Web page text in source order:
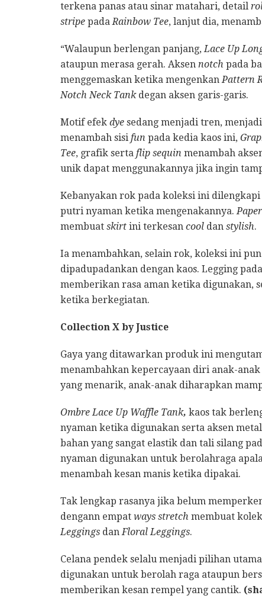
terkena panas atau sinar matahari, detail
stripe padaRainbow Tee, lanjut dia,
“Walaupun berlengan panjang,Lace Up
ataupun merasa gerah. Aksen notch pada
menggemaskan ketika mengenkanPattern
Notch Neck Tankdegan aksen garis-garis.
Motif efek dye sedang menjadi tren,
menambah sisi fun pada kedia kaos ini,
Tee, grafik serta flip sequin menambah
unik dapat menggunakannya jika ingin
Kebanyakan rok pada koleksi ini
putri nyaman ketika mengenakannya.
membuat skirt ini terkesan cool dan stylish.
Ia menambahkan, selain rok, koleksi ini
dipadupadankan dengan kaos. Legging
memberikan rasa aman ketika digunakan,
ketika berkegiatan.
Collection X by Justice
Gaya yang ditawarkan produk ini
menambahkan kepercayaan diri anak-
yang menarik, anak-anak diharapkan
Ombre Lace Up Waffle Tank, kaos tak
nyaman ketika digunakan serta aksen
bahan yang sangat elastik dan tali silang
nyaman digunakan untuk berolahraga
menambah kesan manis ketika dipakai.
Tak lengkap rasanya jika belum
dengann empat ways stretch membuat
Leggings danFloral Leggings.
Celana pendek selalu menjadi pilihan
digunakan untuk berolah raga ataupun
memberikan kesan rempel yang cantik.